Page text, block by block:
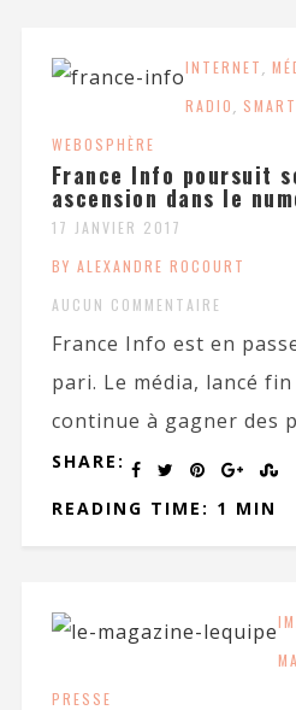
INTERNET,
RADIO,
WEBOSPHÈRE
France Info poursuit
ascension dans le
17 JANVIER 2017
BY ALEXANDRE ROCOURT
AUCUN COMMENTAIRE
France Info est en
pari. Le média, lancé
continue à gagner des
SHARE:
READING TIME: 1 MIN
PRESSE